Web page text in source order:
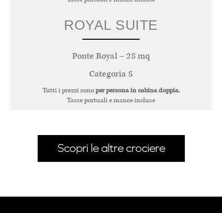
ROYAL SUITE
Ponte Royal – 28 mq
Categoria S
Tutti i prezzi sonoper persona in cabina doppia.
Tasse portuali e mance incluse
Scopri le altre crociere